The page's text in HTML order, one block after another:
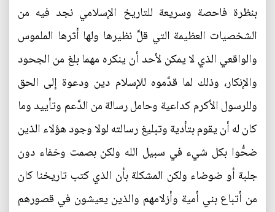
بنظرة فاحصة وسريعة للتاريخ الإسلامي نجد فيه من
الشخصيات العظيمة التي قلَّ نظيرها ولها أثرها الملموس
والواقعي الذي لا يمكن لأحد أن ينكره مهما بلغ من الجحود
والإنكار، وذلك لما قدَّموه للإسلام دين ودعوة إلى الحق
وللرسول الأكرم كداعية وحامل رسالة من الدَّعم وتأييد وما
كان له أن يقوم بتأدية وتبليغ رسالته لولا وجود هؤلاء الذين
ضحُّوا بكل شيء في سبيل الله ولكن بصمت وخفاء دون
جلبة أو ضوضاء ولكن المشكلة بأن الذي كتب تاريخنا كان
من أتباع بني أمية وأزلامهم والذين يعيشون في قصورهم